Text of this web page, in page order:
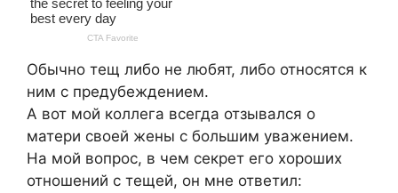
Обычно тещ либо не любят, либо относятся к
ним с предубеждением.
А вот мой коллега всегда отзывался о
матери своей жены с большим уважением.
На мой вопрос, в чем секрет его хороших
отношений с тещей, он мне ответил: